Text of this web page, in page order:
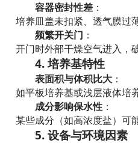
容器密封性差 ：
培养皿盖未扣紧、透气膜过
频繁开关门 ：
开门时外部干燥空气进入，
4. 培养基特性
表面积与体积比大 ：
如平板培养基或浅层液体培
成分影响保水性 ：
某些成分（如高浓度盐）可
5. 设备与环境因素